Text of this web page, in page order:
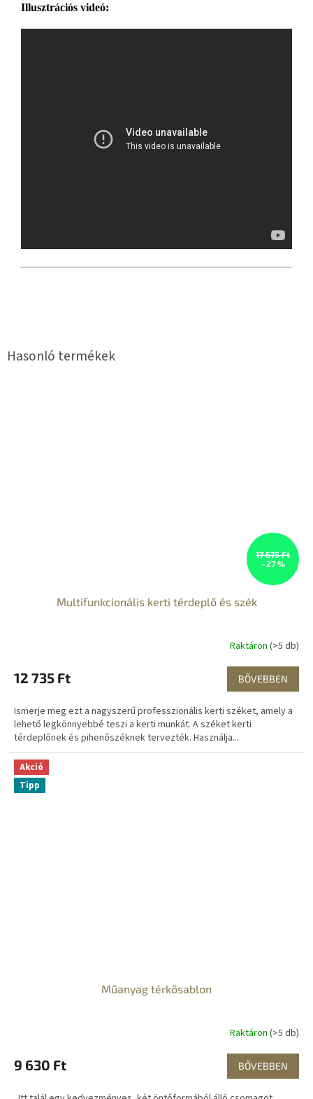
Illusztrációs videó:
17 675 Ft
–27 %
Multifunkcionális kerti térdeplő és szék
Raktáron (>5 db)
12 735 Ft BŐVEBBEN
Ismerje meg ezt a nagyszerű professzionális kerti széket, amely a
lehető legkönnyebbé teszi a kerti munkát. A széket kerti
térdeplőnek és pihenőszéknek tervezték. Használja...
Akció
Tipp
Műanyag térkősablon
Raktáron (>5 db)
9 630 Ft BŐVEBBEN